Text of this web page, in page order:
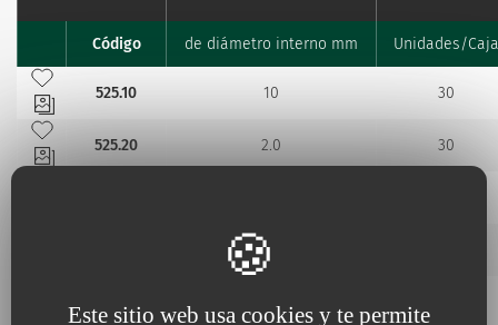
Este sitio web usa cookies y te permite
FavouritesCódigo de diámetro interno mm
Unidades/Caja
Añadir a mis favoritos
525.10
10
30
Añadir a mis favoritos
525.20
2.0
30
4.5
525.55
5.5